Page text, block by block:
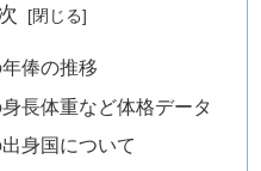
俸の推移
長体重など体格データ
身国について